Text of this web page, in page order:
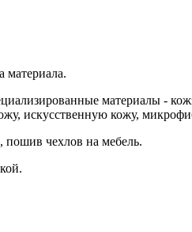
материала.
материалы -
искусственную кожу,
пошив чехлов на мебель.